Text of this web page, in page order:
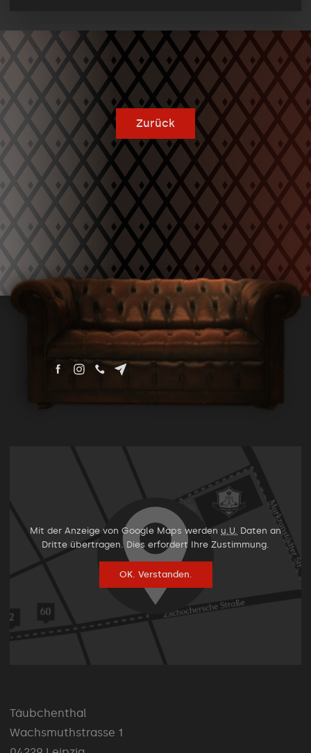
Zurück
Mit der Anzeige von Google Maps werden u.U. Daten an
Dritte übertragen. Dies erfordert Ihre Zustimmung.
OK. Verstanden.
Täubchenthal
Wachsmuthstrasse 1